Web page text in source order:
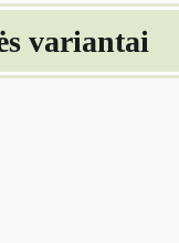
variantai